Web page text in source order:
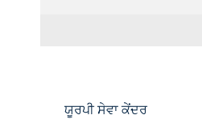
ਯੂਰਪੀ ਸੇਵਾ ਕੇਂਦਰ